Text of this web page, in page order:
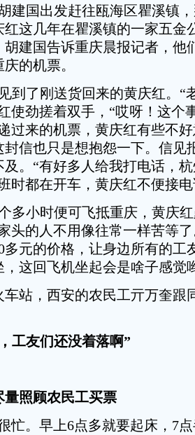
建国出发赶往瓯海区瞿溪镇
红这几年在瞿溪镇的一家五金
建国告诉重庆晨报记者，他
的机票。
到了刚送货回来的黄庆红。“
使劲搓着双手，“哎呀！这个
过来的机票，黄庆红有些不
信也只是想抱怨一下。信见
及。“有好多人给我打电话，
时都在开车，黄庆红不便接
多小时便可飞抵重庆，黄庆
头的人不用像往常一样苦等
多元的价格，让身边所有的工
这回飞机坐起会是啥子感觉
站，西安的农民工亓万奎跟
工友们还没着落啊”
照顾农民工买票
忙。早上6点多就要起床，7